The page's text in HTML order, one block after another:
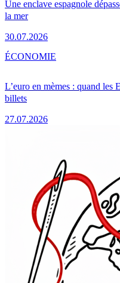
Une enclave espagnole
la mer
30.07.2026
L’euro en mèmes : quand les
billets
27.07.2026
ÉCONOMIE